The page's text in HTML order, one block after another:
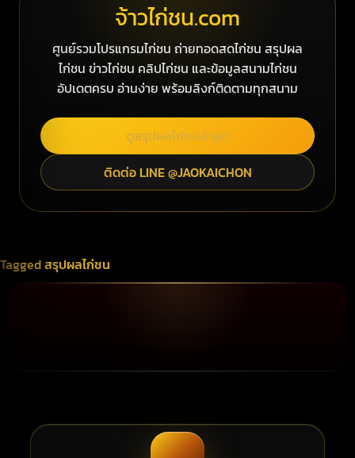
จ้าวไก่ชน.com
ศูนย์รวมโปรแกรมไก่ชน ถ่ายทอดสดไก่ชน สรุปผล
ไก่ชน ข่าวไก่ชน คลิปไก่ชน และข้อมูลสนามไก่ชน
อัปเดตครบ อ่านง่าย พร้อมลิงก์ติดตามทุกสนาม
ดูสรุปผลไก่ชนล่าสุด
ติดต่อ LINE @JAOKAICHON
Taggedสรุปผลไก่ชน